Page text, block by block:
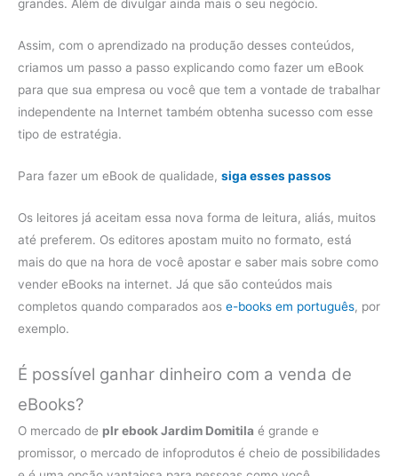
grandes. Além de divulgar ainda mais o seu negócio.
Assim, com o aprendizado na produção desses conteúdos,
criamos um passo a passo explicando como fazer um eBook
para que sua empresa ou você que tem a vontade de trabalhar
independente na Internet também obtenha sucesso com esse
tipo de estratégia.
Para fazer um eBook de qualidade, siga esses passos
Os leitores já aceitam essa nova forma de leitura, aliás, muitos
até preferem. Os editores apostam muito no formato, está
mais do que na hora de você apostar e saber mais sobre como
vender eBooks na internet. Já que são conteúdos mais
completos quando comparados aos e-books em português, por
exemplo.
É possível ganhar dinheiro com a venda de
eBooks?
O mercado de plr ebook Jardim Domitila é grande e
promissor, o mercado de infoprodutos é cheio de possibilidades